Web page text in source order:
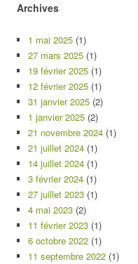
Archives
1 mai 2025 (1)
27 mars 2025 (1)
19 février 2025 (1)
12 février 2025 (1)
31 janvier 2025 (2)
1 janvier 2025 (2)
21 novembre 2024 (1)
21 juillet 2024 (1)
14 juillet 2024 (1)
3 février 2024 (1)
27 juillet 2023 (1)
4 mai 2023 (2)
11 février 2023 (1)
6 octobre 2022 (1)
11 septembre 2022 (1)